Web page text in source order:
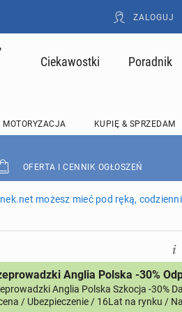
ZALOGUJ
Ciekawostki Poradnik
MOTORYZACJA KUPIĘ & SPRZEDAM
OFERTA I CENNIK OGŁOSZEŃ
możesz mieć pod ręką,
Anglia Polska -30%
Anglia Polska Szkocja -30%
/ Ubezpieczenie / 16Lat na rynku /